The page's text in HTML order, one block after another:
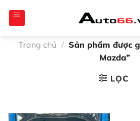
qua
dungTrang chủ / Sản phẩm được
Mazda”
LỌC